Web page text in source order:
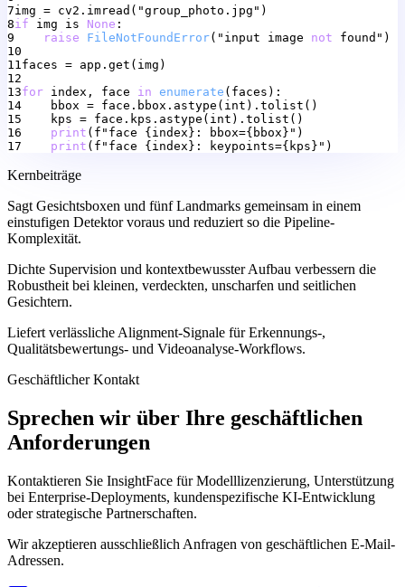
7img = cv2.imread("group_photo.jpg")
8if img is None :
9
raise FileNotFoundError("input image not
found")
10
11faces = app.get(img)
12
13for index, face in enumerate (faces):
14
bbox = face.bbox.astype(int).tolist()
15
kps = face.kps.astype(int).tolist()
16
print (f"face {index}:
bbox={bbox}")
17
print (f"face {index}: keypoints={kps}")
Kernbeiträge
Sagt Gesichtsboxen und fünf Landmarks gemeinsam in einem
einstufigen Detektor voraus und reduziert so die Pipeline-
Komplexität.
Dichte Supervision und kontextbewusster Aufbau verbessern die
Robustheit bei kleinen, verdeckten, unscharfen und seitlichen
Gesichtern.
Liefert verlässliche Alignment-Signale für Erkennungs-,
Qualitätsbewertungs- und Videoanalyse-Workflows.
Geschäftlicher Kontakt
Sprechen wir über Ihre geschäftlichen
Anforderungen
Kontaktieren Sie InsightFace für Modelllizenzierung, Unterstützung
bei Enterprise-Deployments, kundenspezifische KI-Entwicklung
oder strategische Partnerschaften.
Wir akzeptieren ausschließlich Anfragen von geschäftlichen E-Mail-
Adressen.